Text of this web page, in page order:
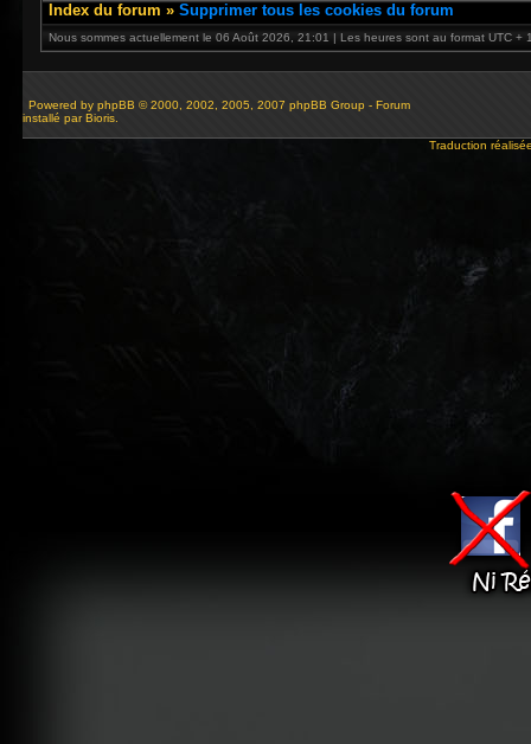
Index du forum » Supprimer tous les cookies du forum
Nous sommes actuellement le 06 Août 2026, 21:01 | Les heures sont au format UTC +
Powered by phpBB © 2000, 2002, 2005, 2007 phpBB Group - Forum
installé par Bioris.
Traduction